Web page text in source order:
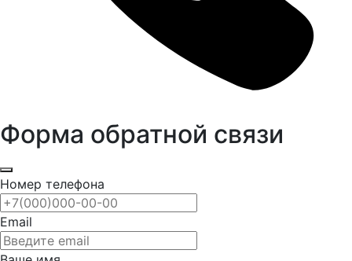
Форма обратной связи
Номер телефона
Email